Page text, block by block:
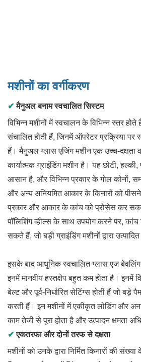
मशीनों का वर्गीकरण
✔ मैनुअल बनाम स्वचालित सिस्टम
विभिन्न मशीनों में स्वचालन के विभिन्न स्तर
संचालित होती हैं, जिनमें ऑपरेटर प्रक्रिया पर
हैं। मैनुअल ग्लास एजिंग मशीन एक उच्च-दक्षता
कार्यात्मक ग्राइंडिंग मशीन है। यह छोटी,
आसान है, और विभिन्न प्रकार के गोल कोनों,
और अन्य अनियमित आकार के किनारों को
प्रकार और आकार के कांच को प्रोसेस कर
पॉलिशिंग व्हील्स के साथ उपयोग करने पर,
सकते हैं, जो बड़ी ग्राइंडिंग मशीनों द्वारा
इसके बाद आधुनिक स्वचालित ग्लास एज
इनमें मानवीय हस्तक्षेप बहुत कम होता है। इनमें
बेल्ट और पूर्व-निर्धारित सेटिंग्स होती हैं जो बड़े
करती हैं। इन मशीनों में एकीकृत लोडिंग और
काम तेजी से पूरा होता है और उत्पादन क्षमता
✔ एकतरफा और दोनों तरफ से दक्षता
मशीनों को उनके द्वारा निर्मित किनारों की